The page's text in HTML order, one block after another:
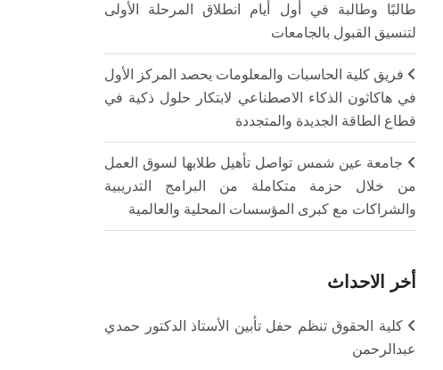
طالبًا وطالبة في أول أيام انطلاق المرحلة الأولى
لتنسيق القبول بالجامعات
فريق كلية الحاسبات والمعلومات يحصد المركز الأول
في هاكاثون الذكاء الاصطناعي لابتكار حلول ذكية في
قطاع الطاقة الجديدة والمتجددة
جامعة عين شمس تواصل تأهيل طلابها لسوق العمل
من خلال حزمة متكاملة من البرامج التدريبية
والشراكات مع كبرى المؤسسات المحلية والعالمية
أخر الاحداث
كلية الحقوق تنظم حفل تأبين الأستاذ الدكتور حمدي
عبدالرحمن